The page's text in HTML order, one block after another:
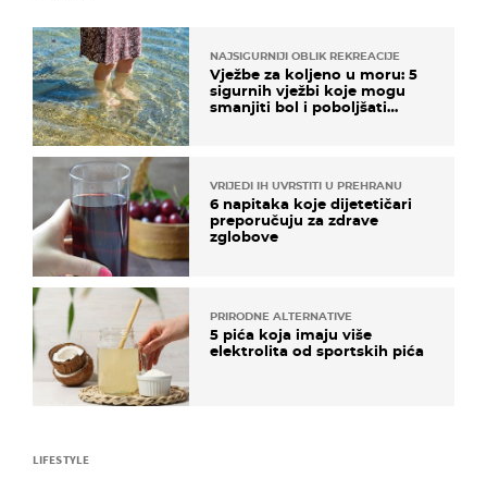
NAJSIGURNIJI OBLIK REKREACIJE
Vježbe za koljeno u moru: 5
sigurnih vježbi koje mogu
smanjiti bol i poboljšati
VRIJEDI IH UVRSTITI U PREHRANU
6 napitaka koje dijetetičari
preporučuju za zdrave
zglobove
PRIRODNE ALTERNATIVE
5 pića koja imaju više
elektrolita od sportskih pića
LIFESTYLE